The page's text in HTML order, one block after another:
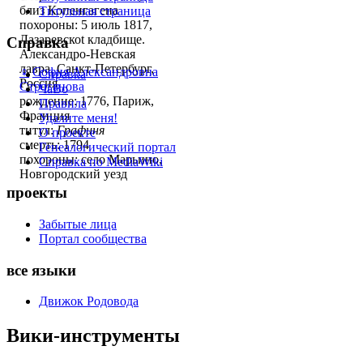
близ Копенгагена
похороны: 5 июль 1817,
Лазаревскоt кладбище.
Александро-Невская
лавра, Санкт-Петербург,
Россия
♀ София Александровна
Строганова
рождение: 1776, Париж,
Франция
титул:Графиня
смерть: 1794
похороны: село Марьино,
Новгородский уезд
Титульная страница
Справка
Справка
ЧаВо
Правила
Удалите меня!
О проекте
Генеалогический портал
Справка по MediaWiki
проекты
Забытые лица
Портал сообщества
все языки
Движок Родовода
Вики-инструменты